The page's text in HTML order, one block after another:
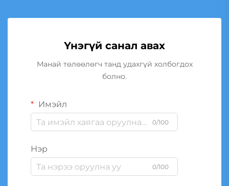
Үнэгүй санал авах
Манай төлөөлөгч танд удахгүй холбогдох
болно.
Имэйл
0/100
Нэр
0/100